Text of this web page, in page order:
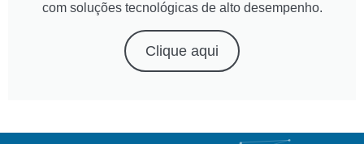
com soluções tecnológicas de alto desempenho.
Clique aqui